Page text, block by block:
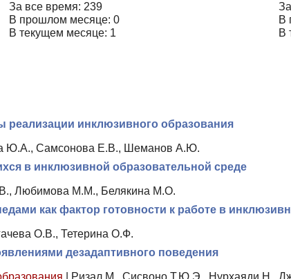
За все время: 239
В прошлом месяце: 0
В текущем месяце: 1
В
В
реализации инклюзивного образования
Ю.А., Самсонова Е.В., Шеманов А.Ю.
в инклюзивной образовательной среде
Любимова М.М., Белякина М.О.
как фактор готовности к работе в
О.В., Тетерина О.Ф.
дезадаптивного поведения